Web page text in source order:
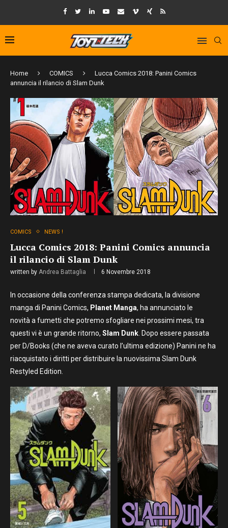
Home COMICS
Lucca Comics 2018: Panini Comics
annuncia il rilancio di Slam Dunk
COMICS NEWS !
Lucca Comics 2018: Panini Comics annuncia
il rilancio di Slam Dunk
written by Andrea Battaglia 6 Novembre 2018
In occasione della conferenza stampa dedicata, la divisione
manga di Panini Comics, Planet Manga, ha annunciato le
novità a fumetti che potremo sfogliare nei prossimi mesi, tra
questi vi è un grande ritorno, Slam Dunk . Dopo essere passata
per D/Books (che ne aveva curato l’ultima edizione) Panini ne ha
riacquistato i diritti per distribuire la nuovissima Slam Dunk
Restyled Edition.